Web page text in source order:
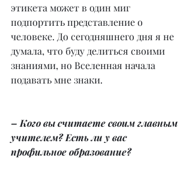
этикета может в один миг
подпортить представление о
человеке. До сегодняшнего дня я не
думала, что буду делиться своими
знаниями, но Вселенная начала
подавать мне знаки.
– Кого вы считаете своим главным
учителем? Есть ли у вас
профильное образование?